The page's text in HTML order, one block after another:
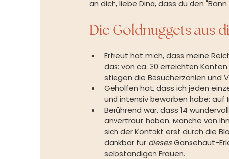
an dich, liebe Dina, dass du den
Die Goldnuggets aus
Erfreut hat mich, dass meine
das: von ca. 30 erreichten
stiegen die Besucherzahlen und
Geholfen hat, dass ich jeden
und intensiv beworben habe: auf
Berührend war, dass 14
anvertraut haben. Manche von
sich der Kontakt erst durch die
dankbar für dieses Gänsehaut-
selbständigen Frauen.